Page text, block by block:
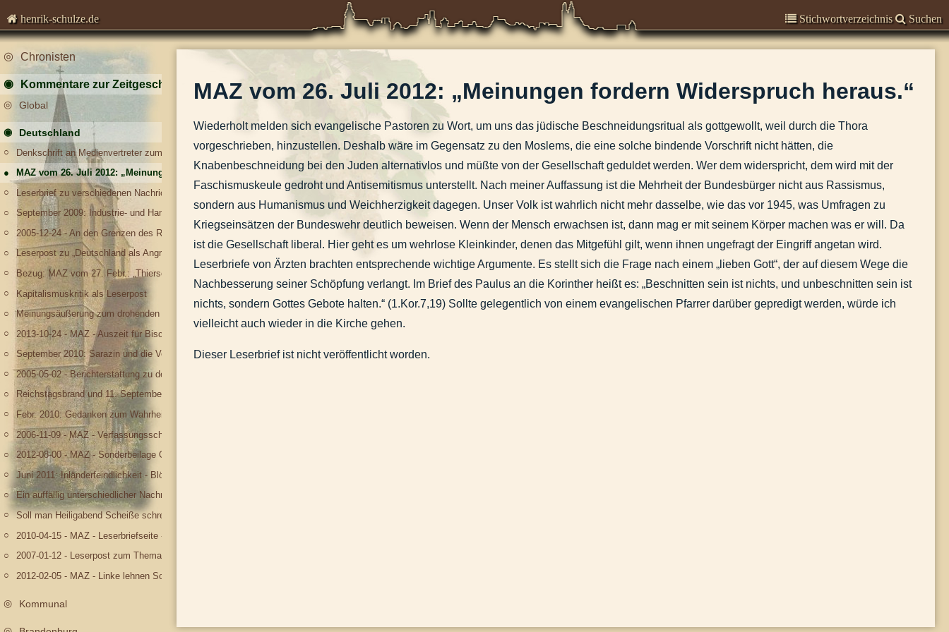
henrik-schulze.de Stichwortverzeichnis Suchen
Chronisten
Kommentare zur Zeitgeschichte
Global
Deutschland
Denkschrift an Medienvertreter zum Gebrauch der deutschen Sprache, speziell des Wortes "Panne"
MAZ vom 26. Juli 2012: „Meinungen fordern Widerspruch heraus.“
Leserbrief zu verschiedenen Nachrichten im August 2013
September 2009: Industrie- und Handelskammer investiert in Luckenwalde
2005-12-24 - An den Grenzen des Rechts.docx
Leserpost zu „Deutschland als Angriffsziel und Partner dritter Klasse“ vom 1.7. und Leserbrief „Das hat selbst Orwell nicht geahnt“ vom 8.7.2013
Bezug: MAZ vom 27. Febr.: „Thierse: Urteil 'asozial'"die darauf folgende Leserdiskussion der letzten Tage
Kapitalismuskritik als Leserpost
Meinungsäußerung zum drohenden Irak-Krieg
2013-10-24 - MAZ - Auszeit für Bischof Tebartz.docx
September 2010: Sarazin und die Vererbung von Intelligenz
2005-05-02 - Berichterstattung zu den Maikrawallen.docx
Reichstagsbrand und 11. September
Febr. 2010: Gedanken zum Wahrheitsgehalt der Propaganda
2006-11-09 - MAZ - Verfassungsschutz besteht seit 15 Jahren.docx
2012-08-00 - MAZ - Sonderbeilage Olympia, S. IV.docx
Juni 2011: Inländerfeindlichkeit - Blödelei auf Kosten hellhaariger Frauen
Ein auffällig unterschiedlicher Nachrichtenwert
Soll man Heiligabend Scheiße schreien? Gedanken zur heuchlerischen Verlogenheit westlicher Politik.
2010-04-15 - MAZ - Leserbriefseite - Widerspruch zu Forschungsergebnissen.docx
2007-01-12 - Leserpost zum Thema Diätenerhöhung.docx
2012-02-05 - MAZ - Linke lehnen Schlapphüte ab.docx
Kommunal
MAZ vom 26. Juli 2012: „Meinungen fordern Widerspruch heraus.“
Wiederholt melden sich evangelische Pastoren zu Wort, um uns das jüdische Beschneidungsritual als gottgewollt, weil durch die Thora
vorgeschrieben, hinzustellen. Deshalb wäre im Gegensatz zu den Moslems, die eine solche bindende Vorschrift nicht hätten, die
Knabenbeschneidung bei den Juden alternativlos und müßte von der Gesellschaft geduldet werden. Wer dem widerspricht, dem wird mit der
Faschismuskeule gedroht und Antisemitismus unterstellt. Nach meiner Auffassung ist die Mehrheit der Bundesbürger nicht aus Rassismus,
sondern aus Humanismus und Weichherzigkeit dagegen. Unser Volk ist wahrlich nicht mehr dasselbe, wie das vor 1945, was Umfragen zu
Kriegseinsätzen der Bundeswehr deutlich beweisen. Wenn der Mensch erwachsen ist, dann mag er mit seinem Körper machen was er will. Da
ist die Gesellschaft liberal. Hier geht es um wehrlose Kleinkinder, denen das Mitgefühl gilt, wenn ihnen ungefragt der Eingriff angetan wird.
Leserbriefe von Ärzten brachten entsprechende wichtige Argumente. Es stellt sich die Frage nach einem „lieben Gott“, der auf diesem Wege die
Nachbesserung seiner Schöpfung verlangt. Im Brief des Paulus an die Korinther heißt es: „Beschnitten sein ist nichts, und unbeschnitten sein ist
nichts, sondern Gottes Gebote halten.“ (1.Kor.7,19) Sollte gelegentlich von einem evangelischen Pfarrer darüber gepredigt werden, würde ich
vielleicht auch wieder in die Kirche gehen.
Dieser Leserbrief ist nicht veröffentlicht worden.